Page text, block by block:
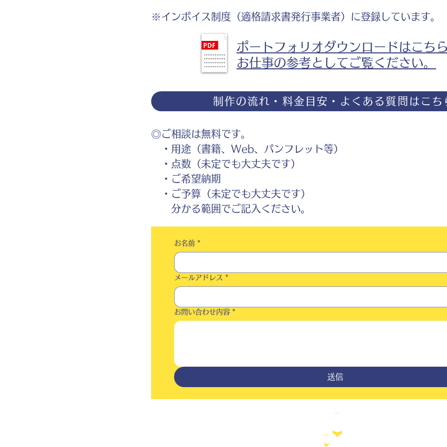
※インボイス制度（適格請求書発行事業者）に登録しています。
ポートフォリオダウンロードはこち
お仕事の参考としてご覧ください。
制作の流れ・料金目安・よくある質問はこち
◎ご相談は無料です。
・用途（書籍、Web、パンフレット等）
・点数（未定でも大丈夫です）
・ご希望納期
・ご予算（未定でも大丈夫です）
分かる範囲でご記入ください。
お名前 *
メールアドレス *
お問い合わせ内容 *
送信